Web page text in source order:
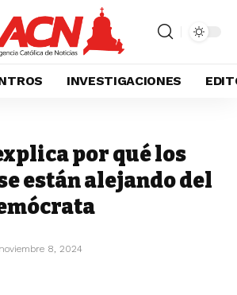
INVESTIGACIONES
por qué los
están alejando del
8, 2024